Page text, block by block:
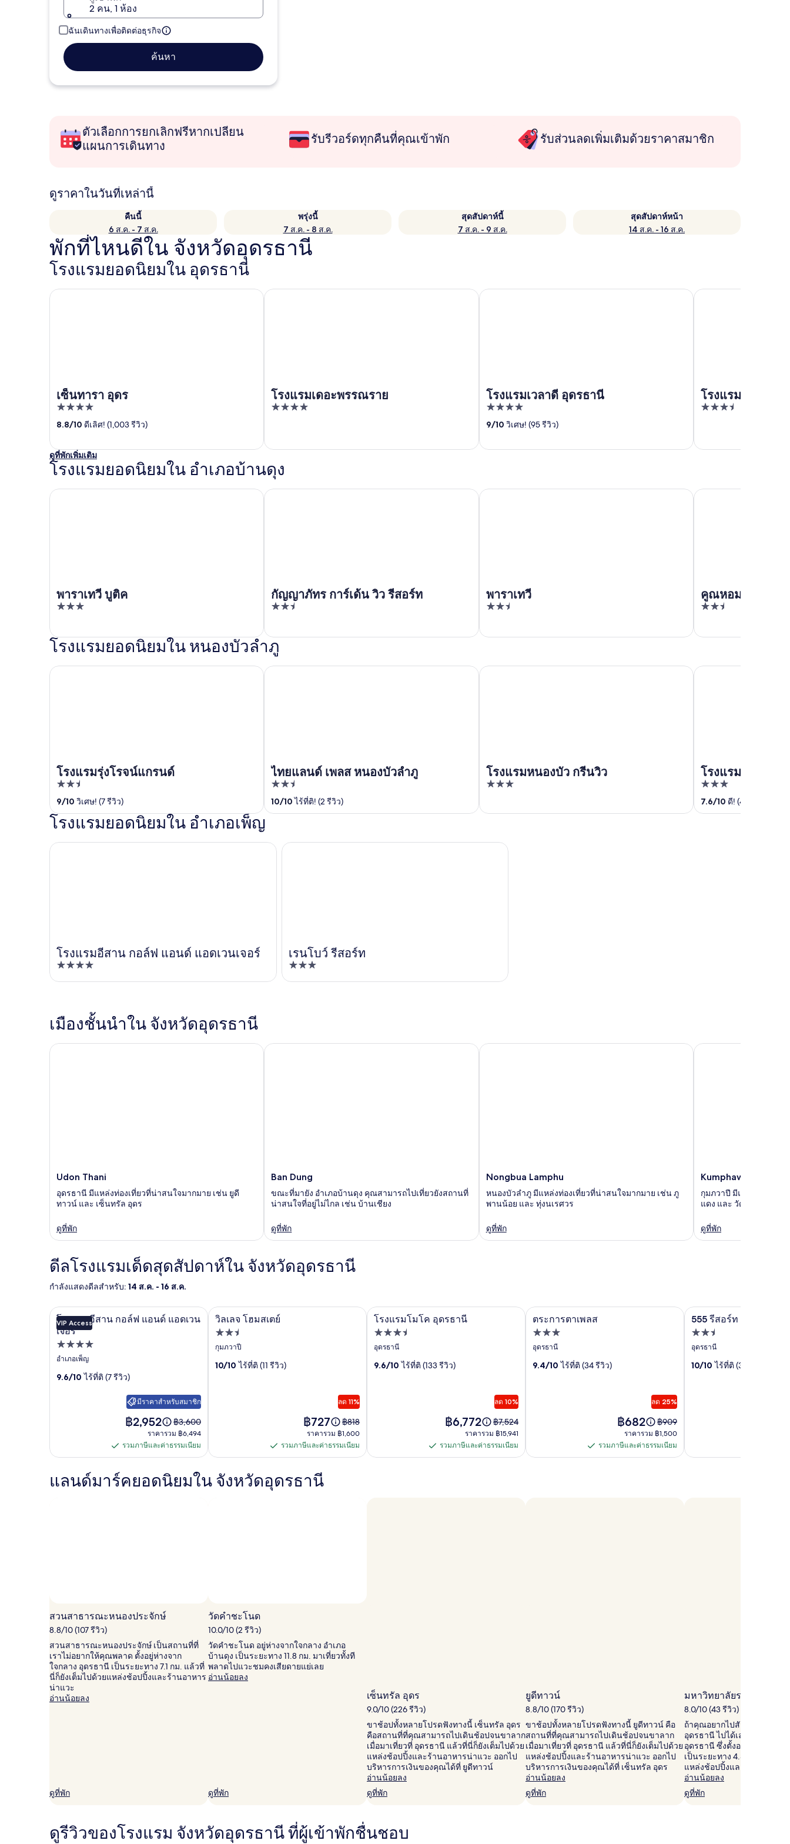
2 คน, 1 ห้อง
ฉันเดินทางเพื่อติดต่อธุรกิจ
ค้นหา
ตัวเลือกการยกเลิกฟรีหากเปลี่ยน
แผนการเดินทาง
รับรีวอร์ดทุกคืนที่คุณเข้าพัก รับส่วนลดเพิ่มเติมด้วยราคาสมาชิก
ดูราคาในวันที่เหล่านี้
คืนนี้
6 ส.ค. - 7 ส.ค.
พรุ่งนี้
7 ส.ค. - 8 ส.ค.
สุดสัปดาห์นี้
7 ส.ค. - 9 ส.ค.
สุดสัปดาห์หน้า
14 ส.ค. - 16 ส.ค.
พักที่ไหนดีใน จังหวัดอุดรธานี
โรงแรมยอดนิยมใน อุดรธานี
เซ็นทารา อุดร
4
out
8.8/10 ดีเลิศ! (1,003 รีวิว)
เซ็นทารา อุดร
โรงแรมเดอะพรรณราย
4
โรงแรมเดอะพรรณราย
โรงแรมเวลาดี อุดรธานี
4
out
of
9/10 วิเศษ! (95 รีวิว)
โรงแรมเวลาดี อุดรธานี
โรงแรมโมโค อุ
3.5
โรงแรมโมโค อุดรธานี
ดูที่พักเพิ่มเติม
โรงแรมยอดนิยมใน อำเภอบ้านดุง
พาราเทวี บูติค
3
5
พาราเทวี บูติค
กัญญาภัทร การ์เด้น วิว รีสอร์ท
2.5
5
กัญญาภัทร การ์เด้น วิว รีสอร์ท
พาราเทวี
2.5
พาราเทวี
คูณหอม อพาร์ตเ
2.5
คูณหอม อพาร์ตเมนต์
โรงแรมยอดนิยมใน หนองบัวลำภู
โรงแรมรุ่งโรจน์แกรนด์
2.5
out
of
5
9/10 วิเศษ! (7 รีวิว)
โรงแรมรุ่งโรจน์แกรนด์
ไทยแลนด์ เพลส หนองบัวลำภู
2.5
out
of
10/10ไร้ที่ติ! (2 รีวิว)
ไทยแลนด์ เพลส หนองบัวลำภู
โรงแรมหนองบัว กรีนวิว
3
โรงแรมหนองบัว กรีนวิว
โรงแรมเรือนช่อ
3
out
7.6/10 ดี! (4 รีวิว)
โรงแรมเรือนช่อฟ้า
โรงแรมยอดนิยมใน อำเภอเพ็ญ
โรงแรมอีสาน กอล์ฟ แอนด์ แอดเวนเจอร์
4
out
โรงแรมอีสาน กอล์ฟ แอนด์ แอดเวนเจอร์
เรนโบว์ รีสอร์ท
3
out
เรนโบว์ รีสอร์ท
เมืองชั้นนำใน จังหวัดอุดรธานี
Udon Thani
อุดรธานี มีแหล่งท่องเที่ยวที่น่าสนใจมากมาย เช่น ยูดี
ทาวน์ และ เซ็นทรัล อุดร
ดูที่พัก
Udon Thani
Ban Dung
ขณะที่มายัง อำเภอบ้านดุง คุณสามารถไปเที่ยวยังสถานที่
น่าสนใจที่อยู่ไม่ไกล เช่น บ้านเชียง
ดูที่พัก
Ban Dung
Nongbua Lamphu
หนองบัวลำภู มีแหล่งท่องเที่ยวที่น่าสนใจมากมาย เช่น ภู
พานน้อย และ ทุ่งนเรศวร
ดูที่พัก
Nongbua Lamphu
Kumphawapi
กุมภวาปี มีแหล่งท่องเที่ย
แดง และ วัดสว่างหายโศ
ดูที่พัก
Kumphawapi
ดีลโรงแรมเด็ดสุดสัปดาห์ใน จังหวัดอุดรธานี
กำลังแสดงดีลสำหรับ: 14 ส.ค. - 16 ส.ค.
แกล
อรี
ภาพ
ของ
แอนด์
เวน
VIP Access
โรงแรมอีสาน กอล์ฟ แอนด์ แอดเวน
เจอร์
ที่พัก
4.0
ดาว
อำเภอเพ็ญ
9.6/10 ไร้ที่ติ (7 รีวิว)
มีราคาสำหรับสมาชิก
ราคา
อยู่
฿2,952
฿2,952
ราคา
เดิม
คือ
ข้อมูล
เพิ่ม
฿3,600
ราคา
รวม
฿6,494
ราคารวม ฿6,494
รวม
และ
รวมภาษีและค่าธรรมเนียม
โรงแรมอีสาน กอล์ฟ แอนด์ แอดเวนเจอร์แกล
อรี
ภาพ
วิลเลจ โฮมสเตย์
ที่พัก
2.5
ดาว
กุมภวาปี
10/10 ไร้ที่ติ (11 รีวิว)
ลด 11%
ราคา
อยู่
ที่
฿727
฿727
ราคา
เดิม
คือ
฿818
ราคา
รวม
฿1,600
ราคารวม ฿1,600
รวม
และ
รวมภาษีและค่าธรรมเนียม
วิลเลจ โฮมสเตย์
แกล
อรี
ภาพ
โรงแรมโมโค อุดรธานี
ที่พัก
3.5
ดาว
อุดรธานี
9.6/10 ไร้ที่ติ (133 รีวิว)
ลด 10%
ราคา
อยู่
฿6,772
฿6,772
ราคา
เดิม
คือ
฿7,524
ราคา
รวม
฿15,941
ราคารวม ฿15,941
รวม
รวมภาษีและค่าธรรมเนียม
โรงแรมโมโค อุดรธานี
แกล
อรี
ภาพ
ตระการตาเพลส
ที่พัก
3.0
ดาว
อุดรธานี
9.4/10 ไร้ที่ติ (34 รีวิว)
ลด 25%
ราคา
อยู่
ที่
฿682
฿682
ราคา
เดิม
คือ
฿909
ราคา
รวม
฿1,500
ราคารวม ฿1,500
รวม
รวมภาษีและค่าธรรมเนียม
ตระการตาเพลส
แกล
อรี
ภาพ
555 รีสอร์ท
ที่พัก
2.5
ดาว
อุดรธานี
10/10 ไร้ที่ติ (3 รีวิว)
555 รีสอร์ท
แลนด์มาร์คยอดนิยมใน จังหวัดอุดรธานี
สวนสาธารณะหนองประจักษ์
8.8/10 (107 รีวิว)
สวนสาธารณะหนองประจักษ์ เป็นสถานที่ที่
เราไม่อยากให้คุณพลาด ตั้งอยู่ห่างจาก
ใจกลาง อุดรธานี เป็นระยะทาง 7.1 กม. แล้วที่
นี่ก็ยังเต็มไปด้วยแหล่งช้อปปิ้งและร้านอาหาร
น่าแวะ
อ่านน้อยลง
ดูที่พัก
วัดคำชะโนด
10.0/10 (2 รีวิว)
วัดคำชะโนด อยู่ห่างจากใจกลาง อำเภอ
บ้านดุง เป็นระยะทาง 11.8 กม. มาเที่ยวทั้งที
พลาดไปแวะชมคงเสียดายแย่เลย
อ่านน้อยลง
ดูที่พัก
เซ็นทรัล อุดร
9.0/10 (226 รีวิว)
ขาช้อปทั้งหลายโปรดฟังทางนี้ เซ็นทรัล อุดร
คือสถานที่ที่คุณสามารถไปเดินช้อปจนขาลาก
เมื่อมาเที่ยวที่ อุดรธานี แล้วที่นี่ก็ยังเต็มไปด้วย
แหล่งช้อปปิ้งและร้านอาหารน่าแวะ ออกไป
บริหารการเงินของคุณได้ที่ ยูดีทาวน์
อ่านน้อยลง
ดูที่พัก
ยูดีทาวน์
8.8/10 (170 รีวิว)
ขาช้อปทั้งหลายโปรดฟังทางนี้ ยูดีทาวน์ คือ
สถานที่ที่คุณสามารถไปเดินช้อปจนขาลาก
เมื่อมาเที่ยวที่ อุดรธานี แล้วที่นี่ก็ยังเต็มไปด้วย
แหล่งช้อปปิ้งและร้านอาหารน่าแวะ ออกไป
บริหารการเงินของคุณได้ที่ เซ็นทรัล อุดร
อ่านน้อยลง
ดูที่พัก
มหาวิทยาลัยราชภัฏอุดร
8.0/10 (43 รีวิว)
ถ้าคุณอยากไปสัมผัสบรรยาก
อุดรธานี ไปได้เลยที่ มหาวิทย
อุดรธานี ซึ่งตั้งอยู่ห่างจากใจ
เป็นระยะทาง 4.3 กม. แล้วที่นี่
แหล่งช้อปปิ้งและร้านอาหาร
อ่านน้อยลง
ดูที่พัก
ดูรีวิวของโรงแรม จังหวัดอุดรธานี ที่ผู้เข้าพักชื่นชอบ